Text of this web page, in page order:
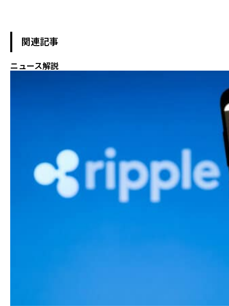
関連記事
ニュース解説